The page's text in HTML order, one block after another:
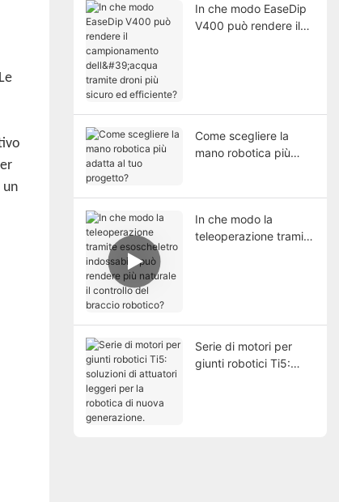
un
In che modo EaseDip
V400 può rendere il
Come scegliere la
mano robotica più
In che modo la
teleoperazione tramite
Serie di motori per
giunti robotici Ti5: